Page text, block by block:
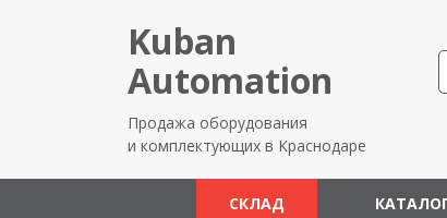
Kuban
Automation
Продажа оборудования
и комплектующих в Краснодаре
СКЛАД